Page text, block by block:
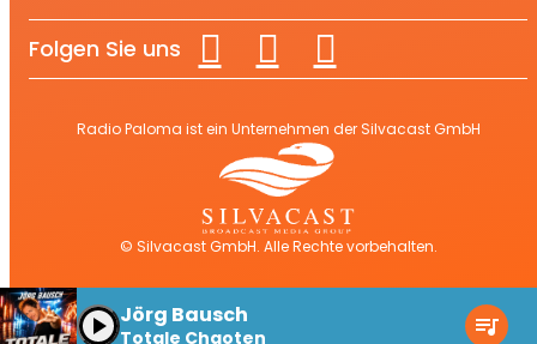
Folgen Sie uns
Radio Paloma ist ein Unternehmen der Silvacast GmbH
© Silvacast GmbH. Alle Rechte vorbehalten.
play_arrow Jörg Bausch
Totale Chaoten queue_music